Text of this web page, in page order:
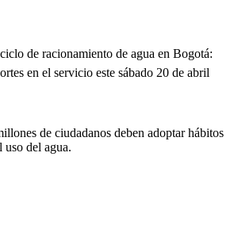
de racionamiento de agua en Bogotá:
en el servicio este sábado 20 de abril
de ciudadanos deben adoptar hábitos
uso del agua.